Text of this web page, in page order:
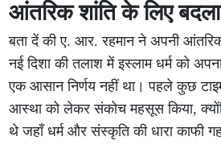
आंतरिक शांति के लिए बदला
बता दें की ए. आर. रहमान ने अपनी
नई दिशा की तलाश में इस्लाम धर्म को
एक आसान निर्णय नहीं था। पहले कुछ
आस्था को लेकर संकोच महसूस किया,
थे जहाँ धर्म और संस्कृति की धारा काफी